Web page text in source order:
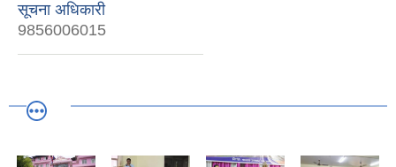
सूचना अधिकारी
9856006015